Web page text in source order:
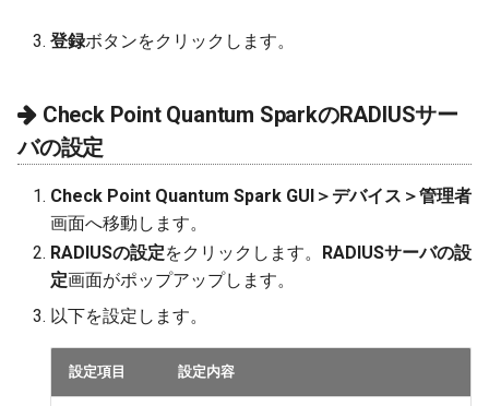
登録ボタンをクリックします。
Check Point Quantum SparkのRADIUSサー
バの設定
Check Point Quantum Spark GUI＞デバイス＞管理者
画面へ移動します。
RADIUSの設定をクリックします。 RADIUSサーバの設
定画面がポップアップします。
以下を設定します。
設定項目 設定内容